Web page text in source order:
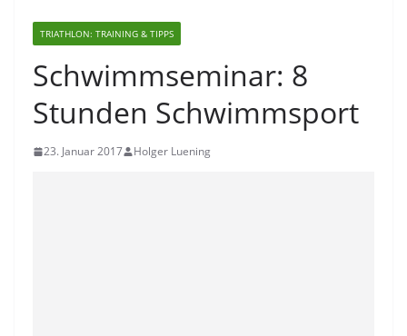
TRIATHLON: TRAINING & TIPPS
Schwimmseminar: 8
Stunden Schwimmsport
23. Januar 2017 Holger Luening